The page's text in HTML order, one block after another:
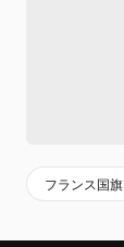
フランス国旗